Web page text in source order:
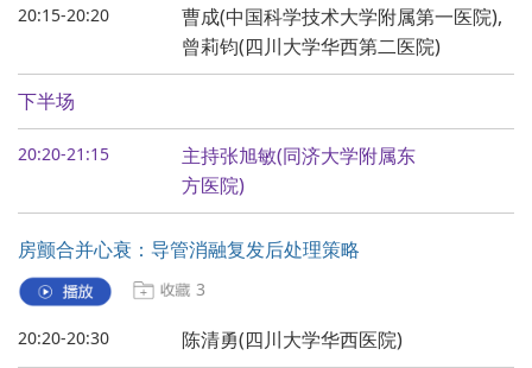
20:15-20:20
曹成(中国科学技术大学附属第一医院),
曾莉钧(四川大学华西第二医院)
下半场
20:20-21:15
主持张旭敏(同济大学附属东
方医院)
房颤合并心衰：导管消融复发后处理策略
3
20:20-20:30 陈清勇(四川大学华西医院)